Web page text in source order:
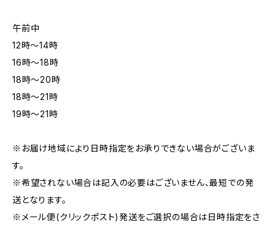
午前中
12時〜14時
16時〜18時
18時〜20時
18時〜21時
19時〜21時
※お届け地域により日時指定をお承りできない場合がございま
す。
※希望されない場合は記入の必要はございません、最短での発
送となります。
※メール便(クリックポスト)発送をご選択の場合は日時指定をさ